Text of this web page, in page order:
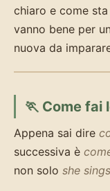
chiaro e come
vanno bene per
nuova da
🏃 Come fai
Appena sai dire
successiva è
non solo she sings